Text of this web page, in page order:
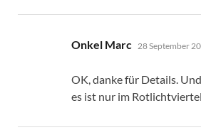
Onkel Marc sagt:
28 September
OK, danke für Details. Und
es ist nur im